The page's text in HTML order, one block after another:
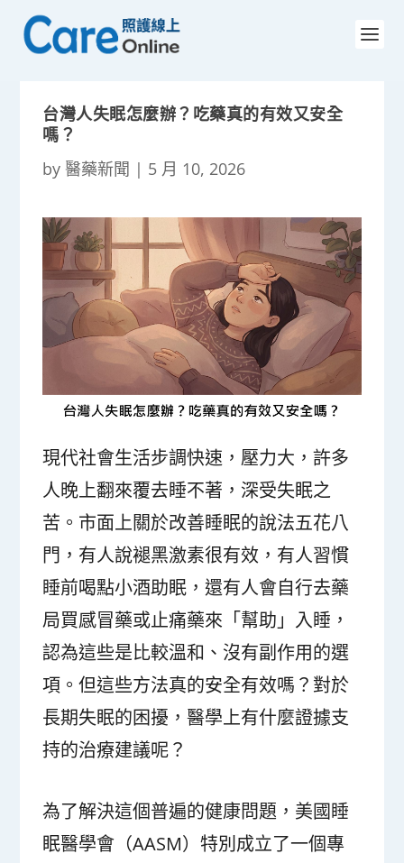
台灣人失眠怎麼辦？吃藥真的有效又安全
嗎？
by 醫藥新聞 | 5 月 10, 2026
現代社會生活步調快速，壓力大，許多
人晚上翻來覆去睡不著，深受失眠之
苦。市面上關於改善睡眠的說法五花八
門，有人說褪黑激素很有效，有人習慣
睡前喝點小酒助眠，還有人會自行去藥
局買感冒藥或止痛藥來「幫助」入睡，
認為這些是比較溫和、沒有副作用的選
項。但這些方法真的安全有效嗎？對於
長期失眠的困擾，醫學上有什麼證據支
持的治療建議呢？
為了解決這個普遍的健康問題，美國睡
眠醫學會（AASM）特別成立了一個專